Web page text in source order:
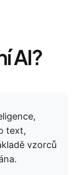
AI?
text,
vzorců